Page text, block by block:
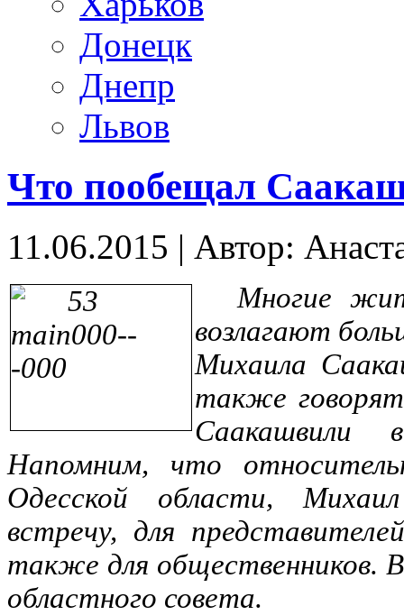
Донецк
Днепр
Львов
Что пообещал
11.06.2015 | Автор:
Многие
возлагают
Михаила
также
Саакашвили
Напомним, что
Одесской области,
встречу, для
также для общественников.
областного совета.